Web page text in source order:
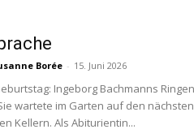
Borée - 15. Juni 2026
Ingeborg Bachmanns
wartete im Garten auf den nächsten
Kellern. Als Abiturientin...